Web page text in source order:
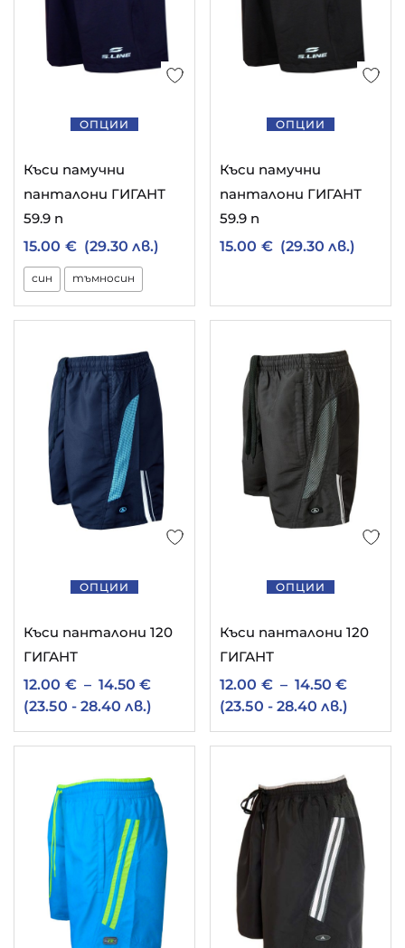
ОПЦИИ
Къси памучни
панталони ГИГАНТ
59.9 n
15.00 € (29.30 лв.)
син тъмносин
ОПЦИИ
Къси памучни
панталони ГИГАНТ
59.9 n
15.00 € (29.30 лв.)
ОПЦИИ
Къси панталони 120
ГИГАНТ
12.00 € – 14.50€
(23.50 - 28.40 лв.)
ОПЦИИ
Къси панталони 120
ГИГАНТ
12.00 € – 14.50€
(23.50 - 28.40 лв.)